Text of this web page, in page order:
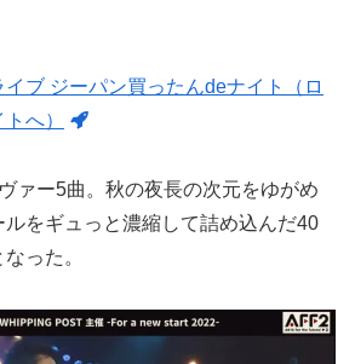
ブ ジーパン買ったんdeナイト（ロ
へ）
ァー5曲。秋の夜長の次元をゆがめ
ルをギュっと濃縮して詰め込んだ40
った。